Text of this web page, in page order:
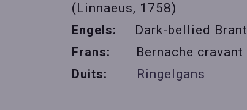
(Linnaeus, 1758)
Engels: Dark-bellied Brant
Frans: Bernache cravant
Duits:
Ringelgans